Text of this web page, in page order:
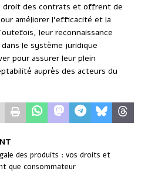
droit des contrats et offrent de
améliorer l’efficacité et la
leur reconnaissance
le système juridique
pour assurer leur plein
auprès des acteurs du
des produits : vos droits et
que consommateur